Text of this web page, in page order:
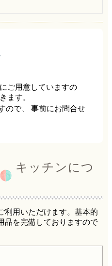
ご用意していますの
ます。
ので、 事前にお問合せ
キッチンにつ
利用いただけます。基本的
品を完備しておりますので